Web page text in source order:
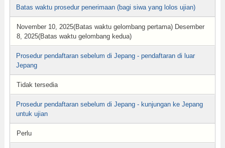
Batas waktu prosedur penerimaan (bagi siwa yang lolos ujian)
November 10, 2025(Batas waktu gelombang pertama) Desember
8, 2025(Batas waktu gelombang kedua)
Prosedur pendaftaran sebelum di Jepang - pendaftaran di luar
Jepang
Tidak tersedia
Prosedur pendaftaran sebelum di Jepang - kunjungan ke Jepang
untuk ujian
Perlu